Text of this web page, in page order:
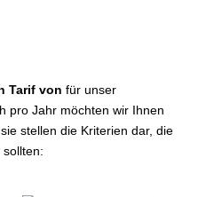
Tarif von für unser
pro Jahr möchten wir Ihnen
stellen die Kriterien dar, die
sollten: